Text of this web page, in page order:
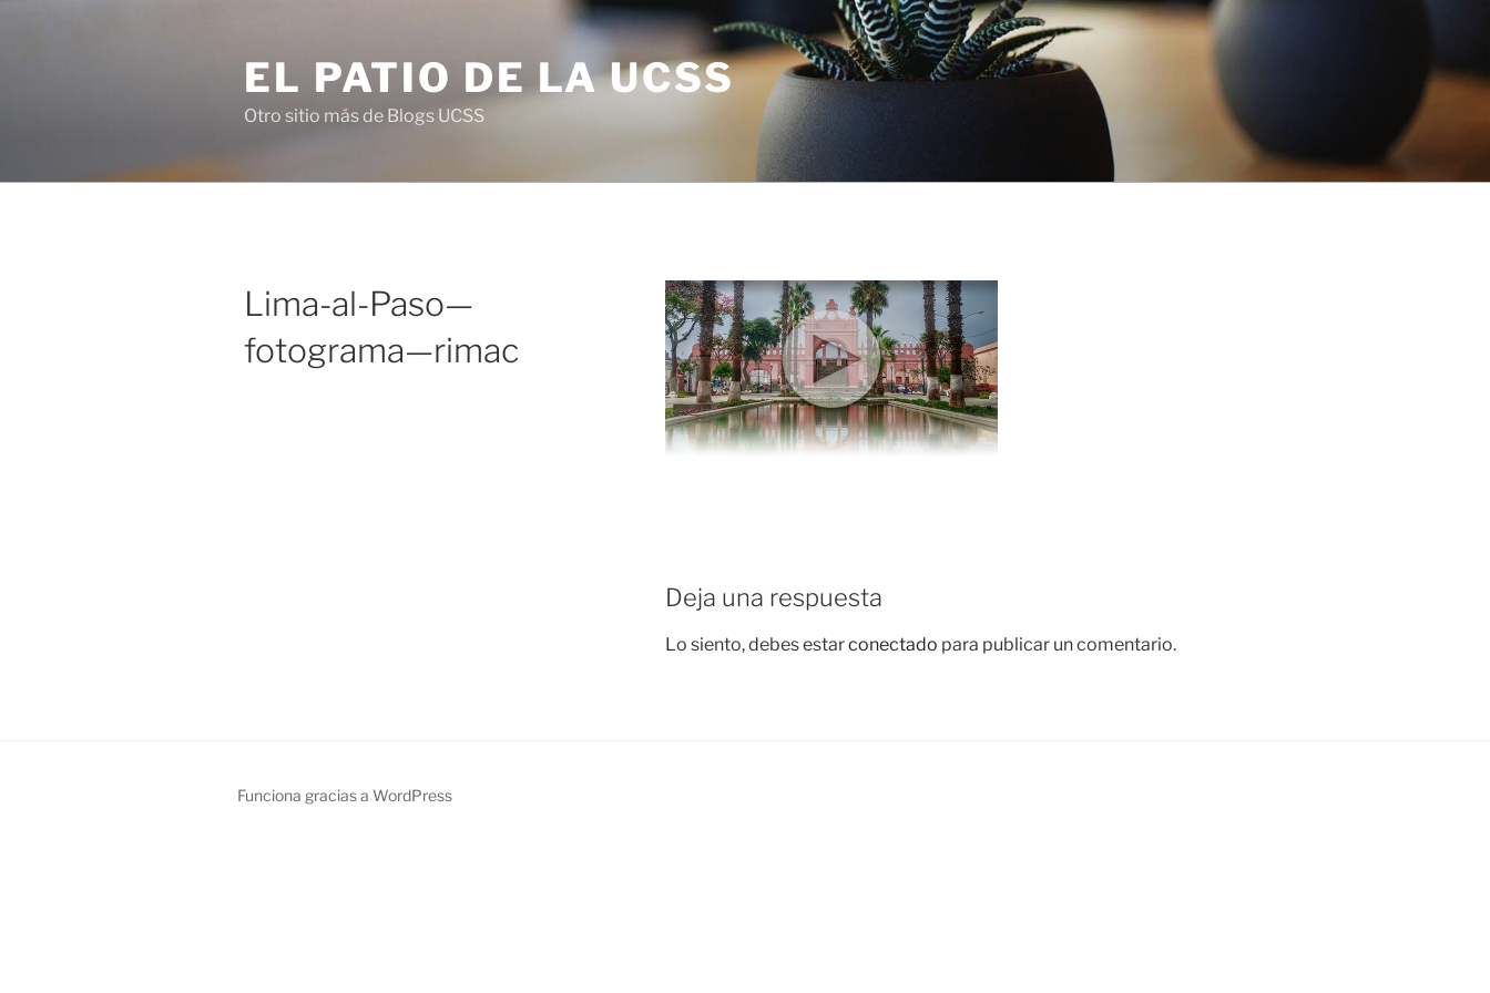
EL PATIO DE LA UCSS
Otro sitio más de Blogs UCSS
Lima-al-Paso—
fotograma—rimac
Deja una respuesta
Lo siento, debes estarconectado para publicar un comentario.
Funciona gracias a WordPress